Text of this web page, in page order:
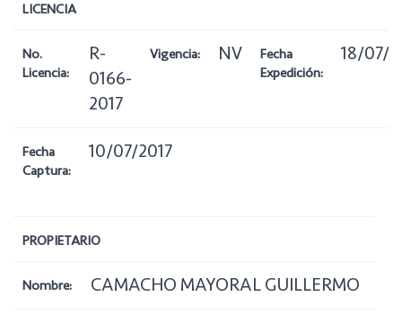
LICENCIA
No.
Licencia:
R-
0166-
2017
Vigencia: NV
Fecha
Expedición:
18/07/
Fecha
Captura:
10/07/2017
PROPIETARIO
Nombre: CAMACHO MAYORAL GUILLERMO